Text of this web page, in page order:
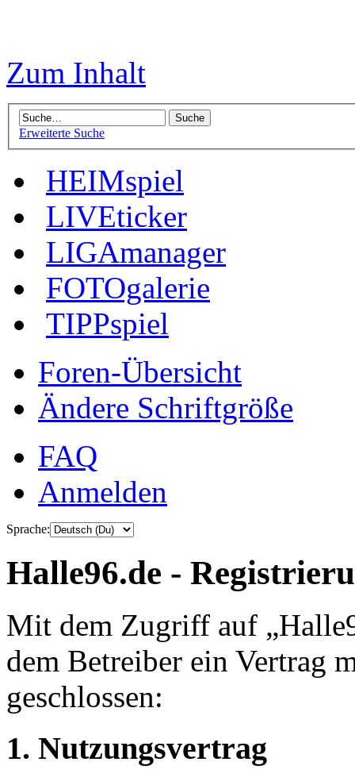
Zum Inhalt
Erweiterte Suche
HEIMspiel
LIVEticker
LIGAmanager
FOTOgalerie
TIPPspiel
Foren-Übersicht
Ändere Schriftgröße
FAQ
Anmelden
Sprache:
Halle96.de -
Mit dem Zugriff auf
dem Betreiber ein Vertrag
geschlossen:
1. Nutzungsvertrag